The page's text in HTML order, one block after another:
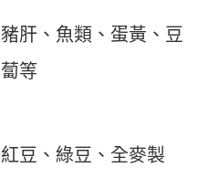
肝、魚類、蛋黃、豆
等
豆、綠豆、全麥製